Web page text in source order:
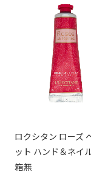
ロクシタン ローズ
ット ハンド＆ネイ
箱無